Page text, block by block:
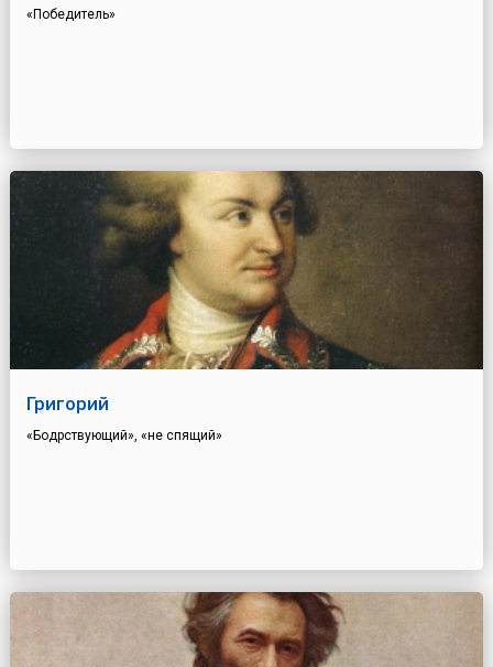
«Победитель»
Григорий
«Бодрствующий», «не спящий»